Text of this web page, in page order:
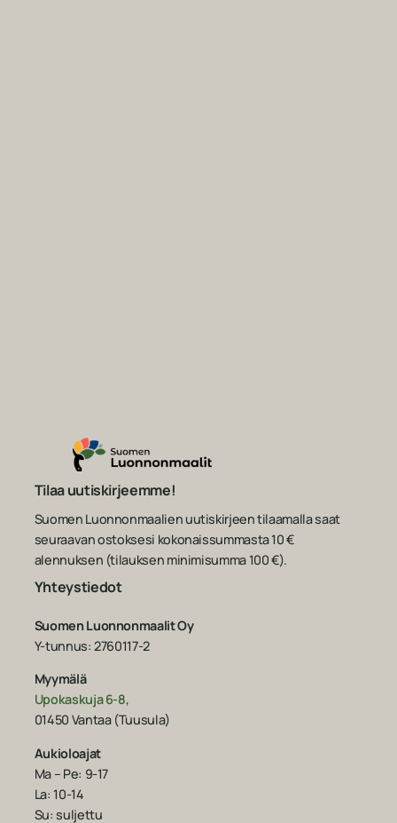
Tilaa uutiskirjeemme!
Suomen Luonnonmaalien uutiskirjeen tilaamalla saat
seuraavan ostoksesi kokonaissummasta 10 €
alennuksen (tilauksen minimisumma 100 €).
Yhteystiedot
Suomen Luonnonmaalit Oy
Y-tunnus: 2760117-2
Myymälä
Upokaskuja 6-8,
01450 Vantaa (Tuusula)
Aukioloajat
Ma – Pe: 9-17
La: 10-14
Su: suljettu